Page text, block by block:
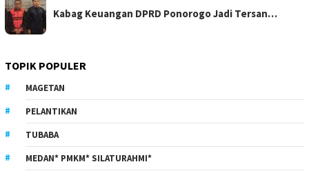
Kabag Keuangan DPRD Ponorogo Jadi Tersan…
TOPIK POPULER
MAGETAN
PELANTIKAN
TUBABA
MEDAN* PMKM* SILATURAHMI*